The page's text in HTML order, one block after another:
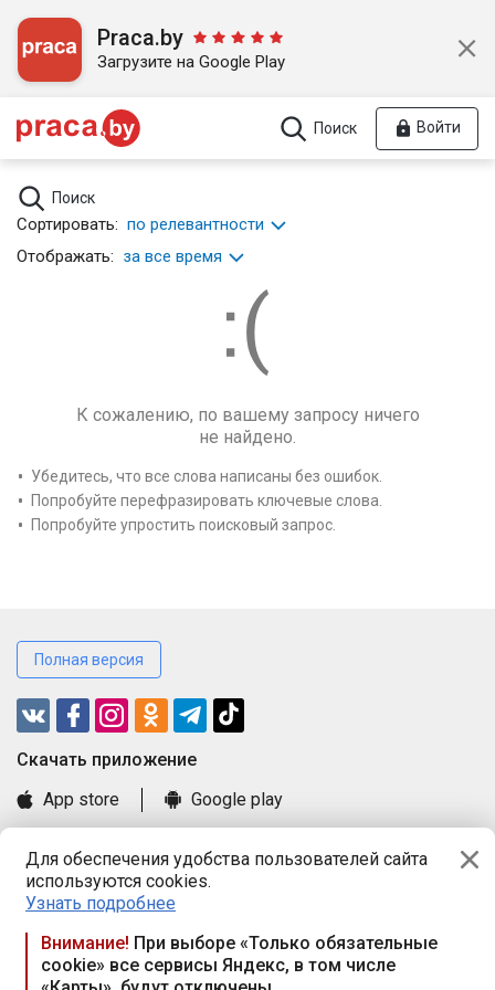
Для обеспечения удобства пользователей сайта
используются cookies.
Узнать подробнее
Внимание! При выборе «Только обязательные
cookie» все сервисы Яндекс, в том числе
Praca.by
Загрузите на Google Play
Поиск Войти
Поиск
Сортировать: по релевантности
Отображать: за все время
К сожалению, по вашему запросу ничего
не найдено.
Убедитесь, что все слова написаны без ошибок.
Попробуйте перефразировать ключевые слова.
Попробуйте упростить поисковый запрос.
Полная версия
Cкачать приложение
App store
Google play
Книга замечаний и предложений
Правила и документы
Praca.by © 2000—2026, ООО «ПРАЦА БАЙ»
Республика Беларусь, 220114, г. Минск, пр-т Независимости
117а, пом. № 9.